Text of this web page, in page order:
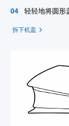
轻轻地将圆形
拆下机盖